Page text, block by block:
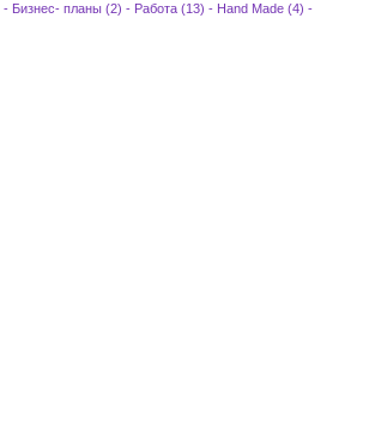
- Бизнес- планы (2) - Работа (13) - Hand Made (4) -